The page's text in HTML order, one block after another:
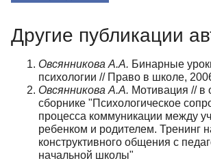
Биография
Другие публикации
Овсянникова А.А. Бинарные
психологии // Право в школе,
Овсянникова А.А. Мотивация // в
сборнике "Психологическое
процесса коммуникации между
ребенком и родителем. Тренинг
конструктивного общения с
начальной школы"